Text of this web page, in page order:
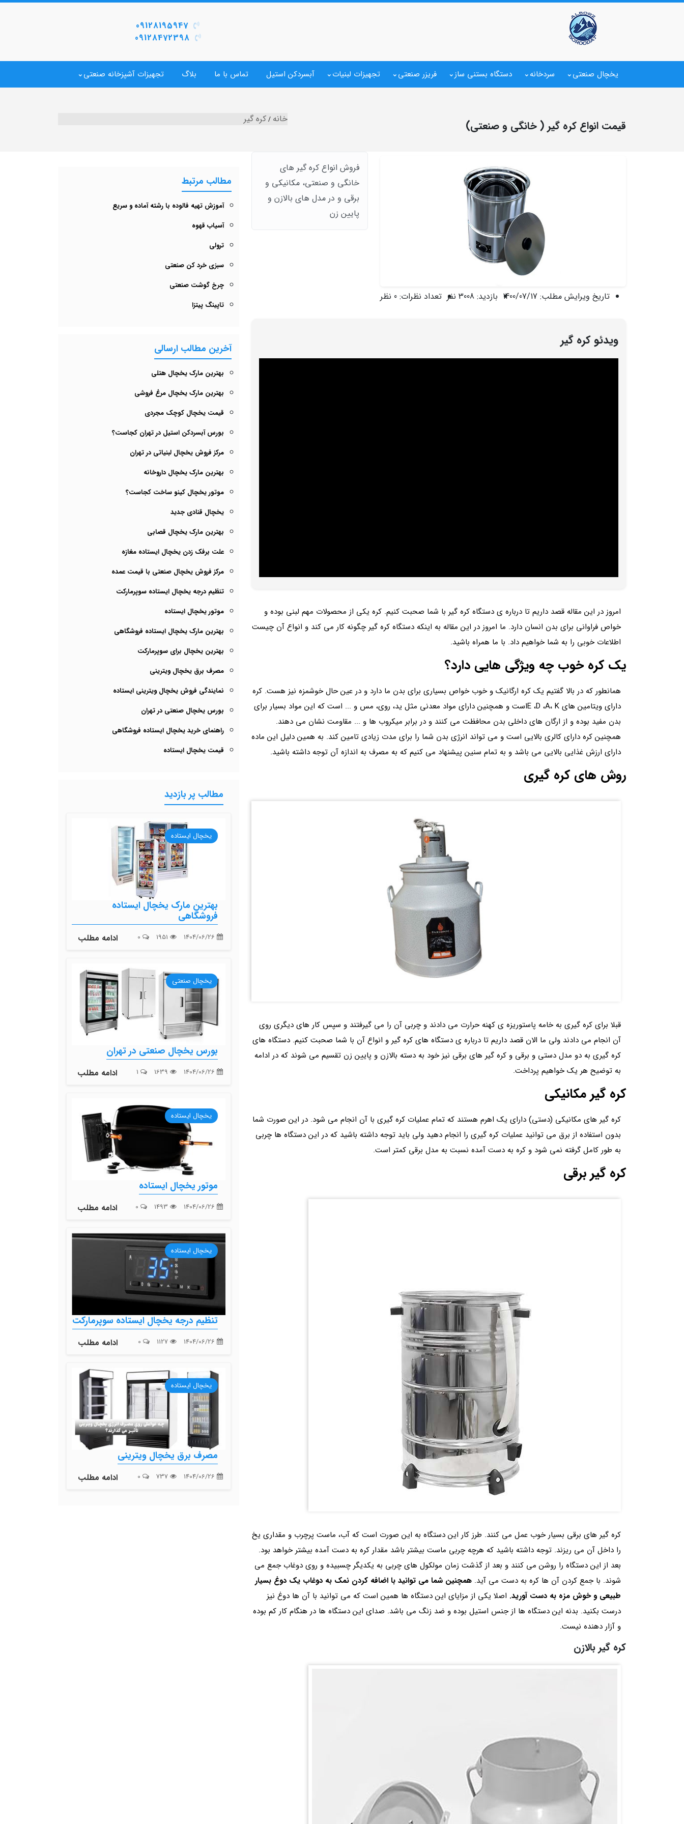
09128195947
09128472398
یخچال صنعتی سردخانه دستگاه بستنی ساز فریزر صنعتی تجهیزات لبنیات آبسردکن استیل تماس با ما بلاگ تجهیزات آشپزخانه صنعتی
قیمت انواع کره گیر ( خانگی و صنعتی) خانه کره گیر
تاریخ ویرایش مطلب: 1400/07/17 بازدید: 3008 نفر تعداد نظرات: 0 نظر
فروش انواع کره گیر های
خانگی و صنعتی، مکانیکی و
برقی و در مدل های بالازن و
پایین زن
ویدئو کره گیر
امروز در این مقاله قصد داریم تا درباره ی دستگاه کره گیر با شما صحبت کنیم. کره یکی از محصولات مهم لبنی بوده و
خواص فراوانی برای بدن انسان دارد. ما امروز در این مقاله به اینکه دستگاه کره گیر چگونه کار می کند و انواع آن چیست
اطلاعات خوبی را به شما خواهیم داد. با ما همراه باشید.
یک کره خوب چه ویژگی هایی دارد؟
همانطور که در بالا گفتیم یک کره ارگانیک و خوب خواص بسیاری برای بدن ما دارد و در عین حال خوشمزه نیز هست. کره
دارای ویتامین های E ،D ،A، Kاست و همچنین دارای مواد معدنی مثل ید، روی، مس و ... است که این مواد بسیار برای
بدن مفید بوده و از ارگان های داخلی بدن محافظت می کنند و در برابر میکروب ها و ... مقاومت نشان می دهند.
همچنین کره دارای کالری بالایی است و می تواند انرژی بدن شما را برای مدت زیادی تامین کند. به همین دلیل این ماده
دارای ارزش غذایی بالایی می باشد و به تمام سنین پیشنهاد می کنیم که به مصرف به اندازه آن توجه داشته باشید.
روش های کره گیری
قبلا برای کره گیری به خامه پاستوریزه ی کهنه حرارت می دادند و چربی آن را می گیرفتند و سپس کار های دیگری روی
آن انجام می دادند ولی ما الان قصد داریم تا درباره ی دستگاه های کره گیر و انواع آن با شما صحبت کنیم. دستگاه های
کره گیری به دو مدل دستی و برقی و کره گیر های برقی نیز خود به دسته بالازن و پایین زن تقسیم می شوند که در ادامه
به توضیح هر یک خواهیم پرداخت.
کره گیر مکانیکی
کره گیر های مکانیکی (دستی) دارای یک اهرم هستند که تمام عملیات کره گیری با آن انجام می شود. در این صورت شما
بدون استفاده از برق می توانید عملیات کره گیری را انجام دهید ولی باید توجه داشته باشید که در این دستگاه ها چربی
به طور کامل گرفته نمی شود و کره به دست آمده نسبت به مدل برقی کمتر است.
کره گیر برقی
کره گیر های برقی بسیار خوب عمل می کنند. طرز کار این دستگاه به این صورت است که آب، ماست پرچرب و مقداری یخ
را داخل آن می ریزند. توجه داشته باشید که هرچه چربی ماست بیشتر باشد مقدار کره به دست آمده بیشتر خواهد بود.
بعد از این دستگاه را روشن می کنند و بعد از گذشت زمان مولکول های چربی به یکدیگر چسبیده و روی دوغاب جمع می
شوند. با جمع کردن آن ها کره به دست می آید. همچنین شما می توانید با اضافه کردن نمک به دوغاب یک دوغ بسیار
طبیعی و خوش مزه به دست آورید. اصلا یکی از مزایای این دستگاه ها همین است که می توانید با آن ها دوغ نیز
درست بکنید. بدنه این دستگاه ها از جنس استیل بوده و ضد زنگ می باشد. صدای این دستگاه ها در هنگام کار کم بوده
و آزار دهنده نیست.
کره گیر بالازن
مطالب مرتبط
آموزش تهیه فالوده با رشته آماده و سریع
آسیاب قهوه
ترولی
سبزی خرد کن صنعتی
چرخ گوشت صنعتی
تاپینگ پیتزا
آخرین مطالب ارسالی
بهترین مارک یخچال هتلی
بهترین مارک یخچال مرغ‌ فروشی
قیمت یخچال کوچک مجردی
بورس آبسردکن استیل در تهران کجاست؟
مرکز فروش یخچال لبنیاتی در تهران
بهترین مارک یخچال داروخانه
موتور یخچال کینو ساخت کجاست؟
یخچال قنادی جدید
بهترین مارک یخچال قصابی
علت برفک زدن یخچال ایستاده مغازه
مرکز فروش یخچال صنعتی با قیمت عمده
تنظیم درجه یخچال ایستاده سوپرمارکت
موتور یخچال ایستاده
بهترین مارک یخچال ایستاده فروشگاهی
بهترین یخچال برای سوپرمارکت
مصرف برق یخچال ویترینی
نمایندگی فروش یخچال ویترینی ایستاده
بورس یخچال صنعتی در تهران
راهنمای خرید یخچال ایستاده فروشگاهی
قیمت یخچال ایستاده
مطالب پر بازدید
یخچال ایستاده
بهترین مارک یخچال ایستاده
فروشگاهی
ادامه مطلب
یخچال صنعتی
بورس یخچال صنعتی در تهران
ادامه مطلب
یخچال ایستاده
موتور یخچال ایستاده
ادامه مطلب
یخچال ایستاده
تنظیم درجه یخچال ایستاده سوپرمارکت
ادامه مطلب
یخچال ایستاده
مصرف برق یخچال ویترینی
ادامه مطلب